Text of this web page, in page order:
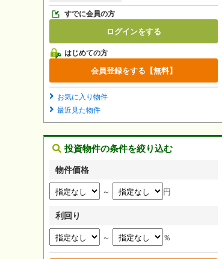
北
海
道
東
北
青森
秋田
岩手
宮城
山形
福島
関
東
東京
埼玉
神奈川
千葉
茨城
栃木
群馬
信
州・
北
新潟
富山
石川
福井
長野
山梨
東
海
静岡
愛知
岐阜
三重
関
西
大阪
兵庫
京都
滋賀
奈良
和歌山
中
国・
四
鳥取
岡山
島根
広島
山口
香川
徳島
愛媛
高知
九
州
福岡
佐賀
長崎
熊本
大分
宮崎
鹿児島
沖縄
すでに会員の方
ログインをする
はじめての方
会員登録をする【無料】
お気に入り物件
最近見た物件
投資物件の条件を絞り込む
物件価格
～ 円
利回り
～ ％